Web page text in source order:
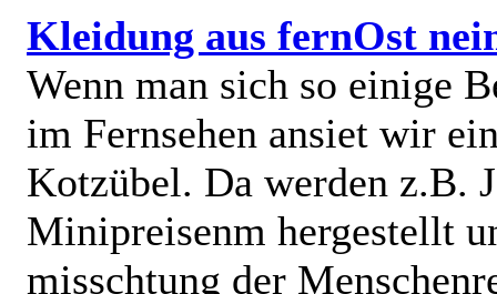
Kleidung aus fernOst
Wenn man sich so einige
im Fernsehen ansiet wir
Kotzübel. Da werden z.B.
Minipreisenm hergestellt
misschtung der